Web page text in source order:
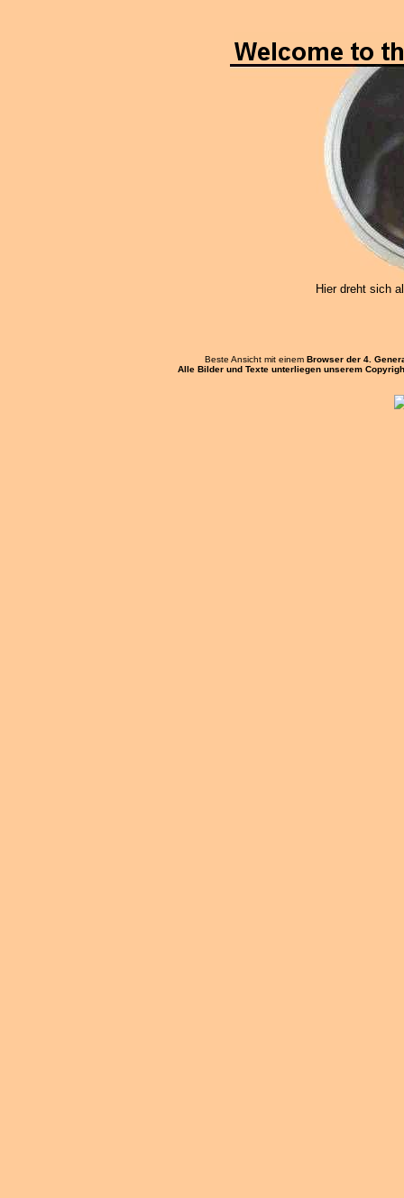
Hier dreht sich
Beste Ansicht mit einem Browser der 4.
Alle Bilder und Texte unterliegen unserem